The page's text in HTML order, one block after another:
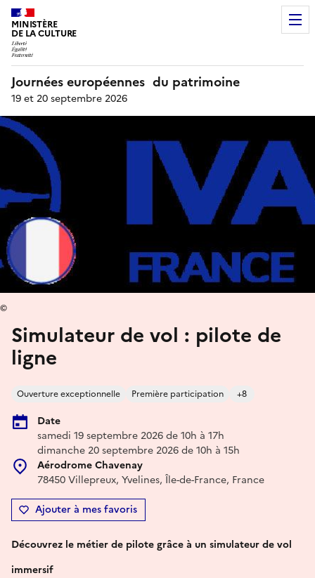
MINISTÈRE
DE LA CULTURE
Journées européennes du patrimoine
19 et 20 septembre 2026
Simulateur de vol : pilote de
ligne
Ouverture exceptionnelle Première participation +8
Date
samedi 19 septembre 2026 de 10h à 17h
dimanche 20 septembre 2026 de 10h à 15h
Aérodrome Chavenay
78450 Villepreux, Yvelines, Île-de-France, France
Ajouter à mes favoris
©
Découvrez le métier de pilote grâce à un simulateur de vol
immersif